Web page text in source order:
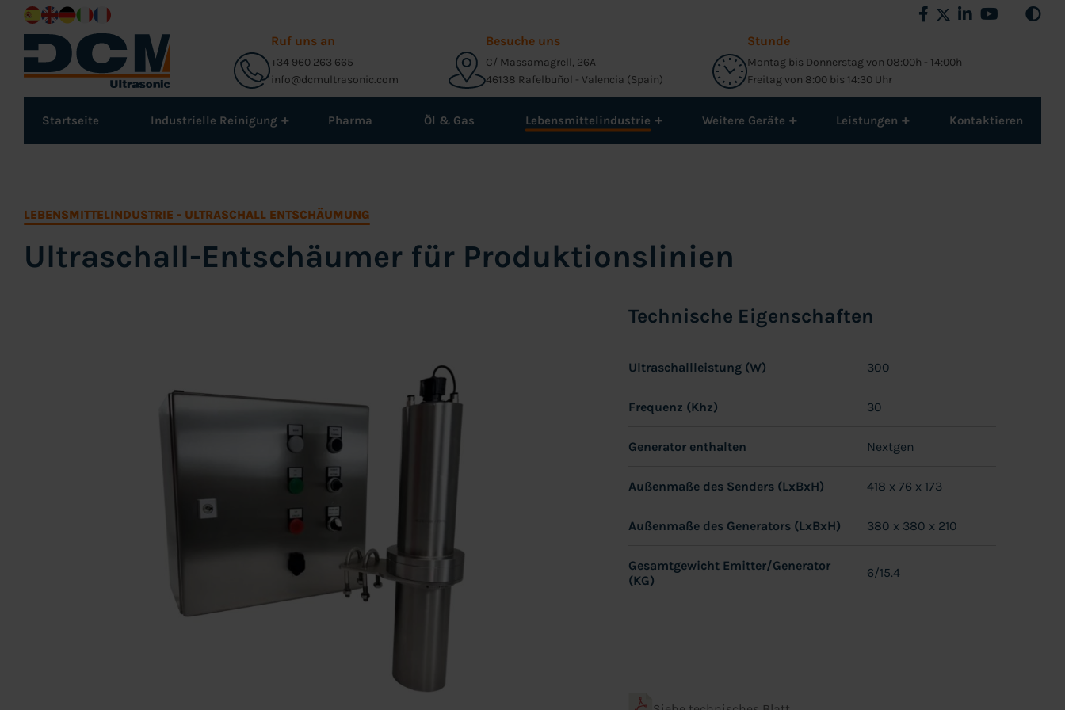
Ruf uns an
+34 960 263 665
info@dcmultrasonic.com
Besuche uns
C/ Massamagrell, 26A
46138 Rafelbuñol - Valencia (Spain)
Stunde
Montag bis Donnerstag von 08:00h - 14:00h
Freitag von 8:00 bis 14:30 Uhr
Startseite Industrielle Reinigung + Pharma Öl & Gas Lebensmittelindustrie + Weitere Geräte + Leistungen + Kontaktieren
LEBENSMITTELINDUSTRIE - ULTRASCHALL ENTSCHÄUMUNG
Ultraschall-Entschäumer für Produktionslinien
Technische Eigenschaften
Ultraschallleistung (W) 300
Frequenz (Khz) 30
Generator enthalten Nextgen
Außenmaße des Senders (LxBxH) 418 x 76 x 173
Außenmaße des Generators (LxBxH) 380 x 380 x 210
Gesamtgewicht Emitter/Generator
(KG)
6/15.4